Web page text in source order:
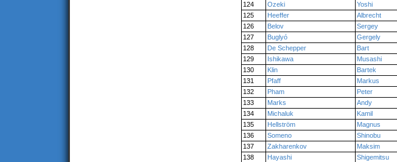
124
Ozeki Yoshi
125
Heeffer Albrecht
126
Belov Sergey
127
Buglyó Gergely
128
De Schepper Bart
129
Ishikawa Musashi
130
Klin Bartek
131
Pfaff Markus
132
Pham Peter
133
Marks Andy
134
Michaluk Kamil
135
Hellström Magnus
136
Someno Shinobu
137
Zakharenkov Maksim
138
Hayashi Shigemitsu